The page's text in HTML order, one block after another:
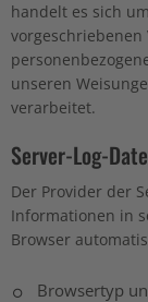
handelt es sich
unseren
verarbeitet.
Server-Log-
Der Provider der
Informationen in
Browser
Browsertyp